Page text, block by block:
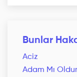
Bunlar
Aciz
Adam Mı